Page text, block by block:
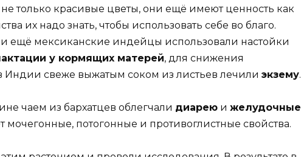
не только красивые цветы, они ещё имеют ценность как
их надо знать, чтобы использовать себе во благо.
ещё мексиканские индейцы использовали настойки
у кормящих матерей, для снижения
Индии свеже выжатым соком из листьев лечили экзему.
чаем из бархатцев облегчали диарею и желудочные
мочегонные, потогонные и противоглистные свойства.